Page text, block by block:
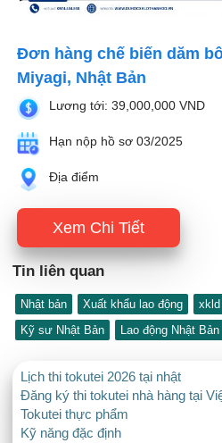
Đơn hàng chế biến dăm
Miyagi, Nhật Bản
Lương tới: 39,000,000 VND
Hạn nộp hồ sơ 03/2025
Địa điểm
Xem Chi Tiết
Tin liên quan
Nhật bản Xuất khẩu lao động
Kỹ sư Nhật Bản
Lao động Nhật Bản
Lịch thi tokutei 2026 tại nhật
Đăng ký thi tokutei nhà hàng tại
Tokutei thực phẩm
Kỹ năng đặc định